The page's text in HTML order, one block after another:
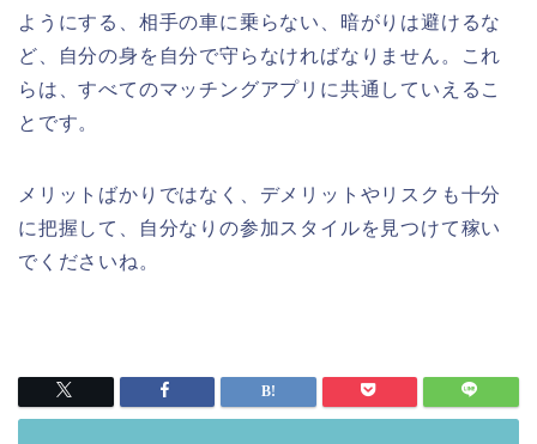
ようにする、相手の車に乗らない、暗がりは避けるな
ど、自分の身を自分で守らなければなりません。これ
らは、すべてのマッチングアプリに共通していえるこ
とです。
メリットばかりではなく、デメリットやリスクも十分
に把握して、自分なりの参加スタイルを見つけて稼い
でくださいね。